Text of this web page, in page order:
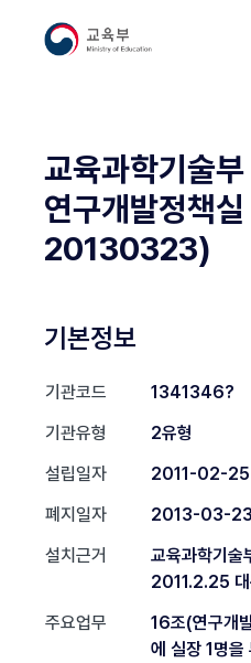
교육과학기술부
연구개발정책
20130323)
기본정보
기관코드
1341346?
기관유형
2유형
설립일자
2011-02-25
폐지일자
2013-03-23
설치근거
교육과학기술
2011.2.25
주요업무
16조(연구개
에 실장 1명을